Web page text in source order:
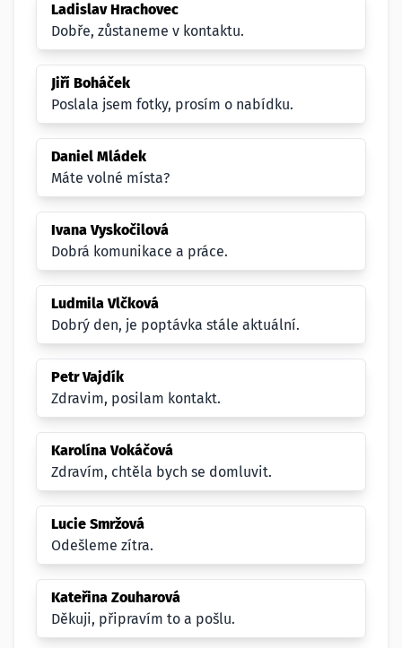
Ladislav Hrachovec
Dobře, zůstaneme v kontaktu.
Jiří Boháček
Poslala jsem fotky, prosím o nabídku.
Daniel Mládek
Máte volné místa?
Ivana Vyskočilová
Dobrá komunikace a práce.
Ludmila Vlčková
Dobrý den, je poptávka stále aktuální.
Petr Vajdík
Zdravim, posilam kontakt.
Karolína Vokáčová
Zdravím, chtěla bych se domluvit.
Lucie Smržová
Odešleme zítra.
Kateřina Zouharová
Děkuji, připravím to a pošlu.